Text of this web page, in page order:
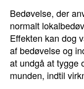
Bedøvelse, der
normalt
Effekten kan dog
af bedøvelse og
at undgå at tygge
munden, indtil